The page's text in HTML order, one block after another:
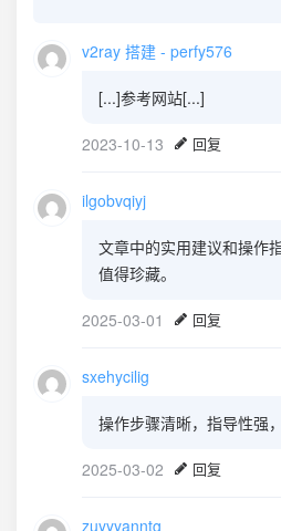
v2ray 搭建 - perfy576
[...]参考网站[...]
2023-10-13 回复
ilgobvqiyj
文章中的实用建议和操作
值得珍藏。
2025-03-01 回复
sxehycilig
操作步骤清晰，指导性强
2025-03-02 回复
zuyyyanntg